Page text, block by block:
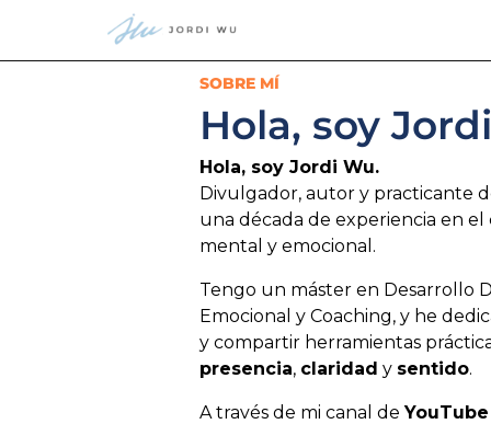
SOBRE MÍ
Hola, soy
Hola, soy Jordi Wu.
Divulgador, autor y practicante
una década de experiencia en
mental y emocional.
Tengo un máster en Desarrollo
Emocional y Coaching, y he
y compartir herramientas
presencia, claridad y sentido.
A través de mi canal deYouTube